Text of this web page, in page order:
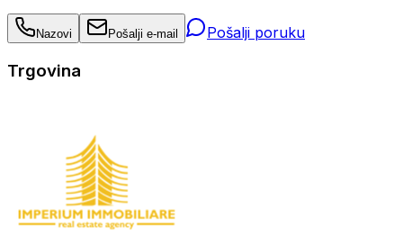
Nazovi Pošalji e-mail Pošalji poruku
Trgovina